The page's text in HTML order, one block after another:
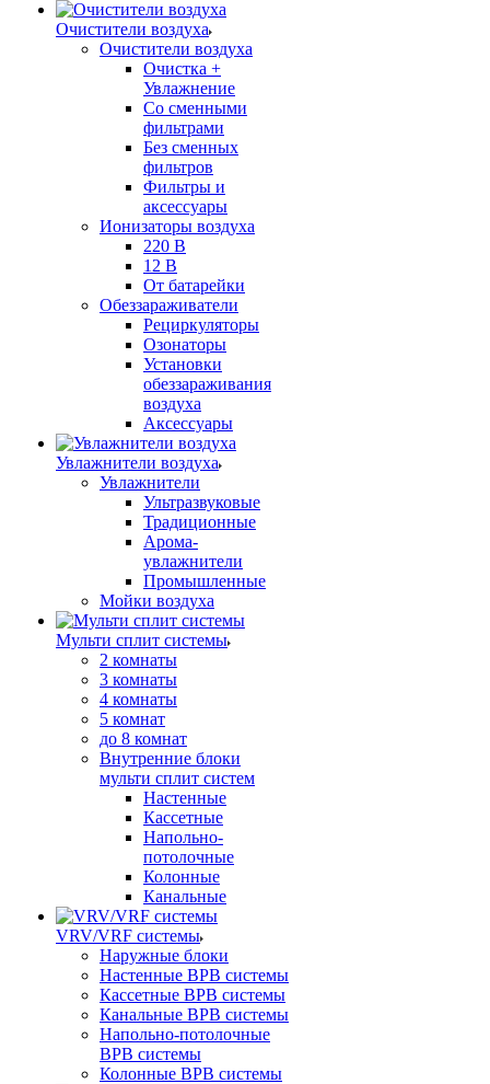
Очистители воздуха
Очистители воздуха
Очистка +
Увлажнение
Cо сменными
фильтрами
Без сменных
фильтров
Фильтры и
аксессуары
Ионизаторы воздуха
220 В
12 В
От батарейки
Обеззараживатели
Рециркуляторы
Озонаторы
Установки
обеззараживания
воздуха
Аксессуары
Увлажнители воздуха
Увлажнители
Ультразвуковые
Традиционные
Арома-
увлажнители
Промышленные
Мойки воздуха
Мульти сплит системы
2 комнаты
3 комнаты
4 комнаты
5 комнат
до 8 комнат
Внутренние блоки
мульти сплит систем
Настенные
Кассетные
Напольно-
потолочные
Колонные
Канальные
VRV/VRF системы
Наружные блоки
Настенные ВРВ системы
Кассетные ВРВ системы
Канальные ВРВ системы
Напольно-потолочные
ВРВ системы
Колонные ВРВ системы